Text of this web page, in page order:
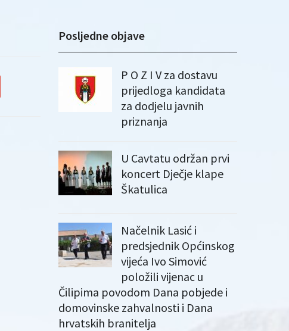
Posljedne objave
P O Z I V za dostavu
prijedloga kandidata
za dodjelu javnih
priznanja
U Cavtatu održan prvi
koncert Dječje klape
Škatulica
Načelnik Lasić i
predsjednik Općinskog
vijeća Ivo Simović
položili vijenac u
Čilipima povodom Dana pobjede i
domovinske zahvalnosti i Dana
hrvatskih branitelja